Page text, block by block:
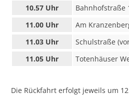
10.57 Uhr
Bahnhofstraße
11.00 Uhr
Am
11.03 Uhr
Schulstraße
11.05 Uhr
Totenhäuser
Die Rückfahrt erfolgt jeweils um